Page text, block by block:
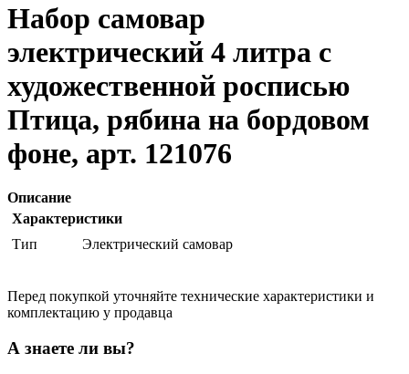
Набор самовар
электрический 4 литра с
художественной росписью
Птица, рябина на бордовом
фоне, арт. 121076
Описание
Характеристики
Тип
Электрический самовар
Перед покупкой уточняйте технические характеристики и
комплектацию у продавца
А знаете ли вы?